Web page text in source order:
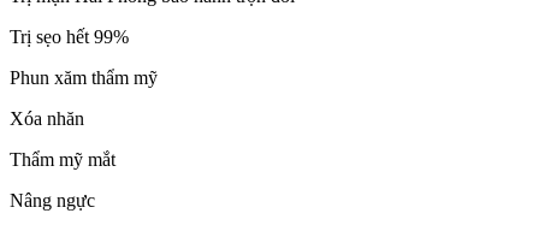
Trị sẹo hết 99%
Phun xăm thẩm mỹ
Xóa nhăn
Thẩm mỹ mắt
Nâng ngực